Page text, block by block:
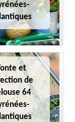
et
de
64